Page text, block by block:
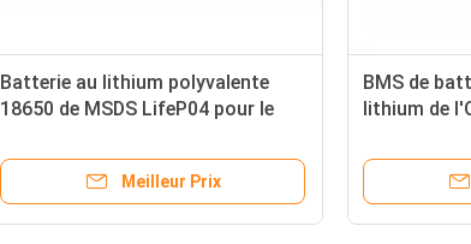
Batterie au lithium polyvalente
18650 de MSDS LifeP04 pour le
Meilleur Prix
BMS de
lithium de